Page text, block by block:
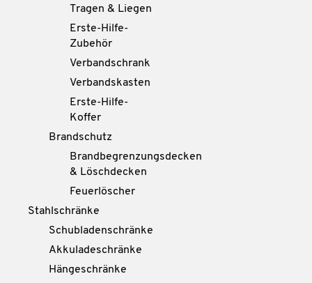
Tragen & Liegen
Erste-Hilfe-
Zubehör
Verbandschrank
Verbandskasten
Erste-Hilfe-
Koffer
Brandschutz
Brandbegrenzungsdecken
& Löschdecken
Feuerlöscher
Stahlschränke
Schubladenschränke
Akkuladeschränke
Hängeschränke